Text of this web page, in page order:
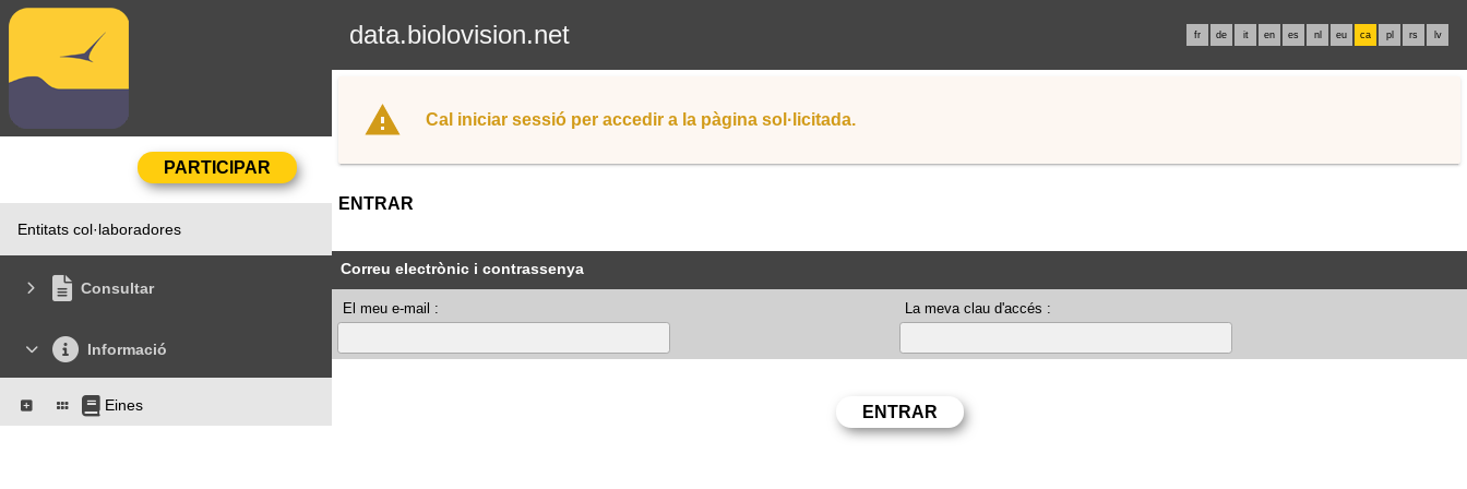
data.biolovision.net fr de it en es nl eu ca pl rs lv
Entitats col·laboradores
Consultar
Informació
Eines
Cal iniciar sessió per accedir a la pàgina sol·licitada.
ENTRAR
Correu electrònic i contrassenya
El meu e-mail : La meva clau d'accés :